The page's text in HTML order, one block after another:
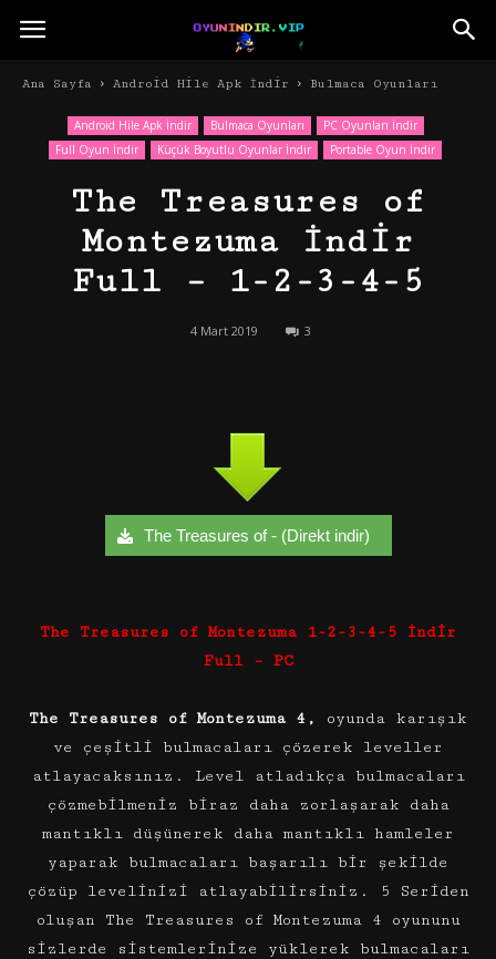
Ana Sayfa Android Hile Apk İndir Bulmaca Oyunları
Android Hile Apk İndir Bulmaca Oyunları
PC Oyunları İndir
Full Oyun İndir
Küçük Boyutlu Oyunlar İndir Portable Oyun İndir
The Treasures of
Montezuma İndir
Full – 1-2-3-4-5
4 Mart 2019 3
The Treasures of - (Direkt indir)
The Treasures of Montezuma 1-2-3-4-5 İndir
Full – PC
The Treasures of Montezuma 4, oyunda karışık
ve çeşitli bulmacaları çözerek leveller
atlayacaksınız. Level atladıkça bulmacaları
çözmebilmeniz biraz daha zorlaşarak daha
mantıklı düşünerek daha mantıklı hamleler
yaparak bulmacaları başarılı bir şekilde
çözüp levelinizi atlayabilirsiniz. 5 Seriden
oluşan The Treasures of Montezuma 4 oyununu
sizlerde sistemlerinize yüklerek bulmacaları